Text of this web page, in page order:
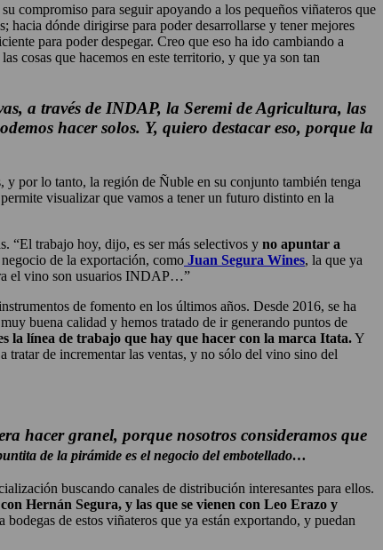
compromiso para seguir apoyando a los pequeños viñateros que
hacia dónde dirigirse para poder desarrollarse y tener mejores
para poder despegar. Creo que eso ha ido cambiando a
cosas que hacemos en este territorio, y que ya son tan
a través de INDAP, la Seremi de Agricultura, las
hacer solos. Y, quiero destacar eso, porque la
y por lo tanto, la región de Ñuble en su conjunto también tenga
visualizar que vamos a tener un futuro distinto en la
“El trabajo hoy, dijo, es ser más selectivos y no apuntar a
de la exportación, como Juan Segura Wines, la que ya
el vino son usuarios INDAP…”
de fomento en los últimos años. Desde 2016, se ha
buena calidad y hemos tratado de ir generando puntos de
la línea de trabajo que hay que hacer con la marca Itata.Y
tratar de incrementar las ventas, y no sólo del vino sino del
hacer granel, porque nosotros consideramos que
de la pirámide es el negocio del embotellado…
buscando canales de distribución interesantes para ellos.
Hernán Segura, y las que se vienen con Leo Erazo y
de estos viñateros que ya están exportando, y puedan